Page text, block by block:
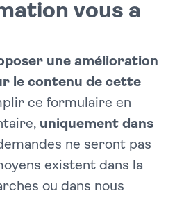
vous a
une amélioration
le contenu de cette
ce formulaire en
uniquement dans
ne seront pas
existent dans la
ou dans nous